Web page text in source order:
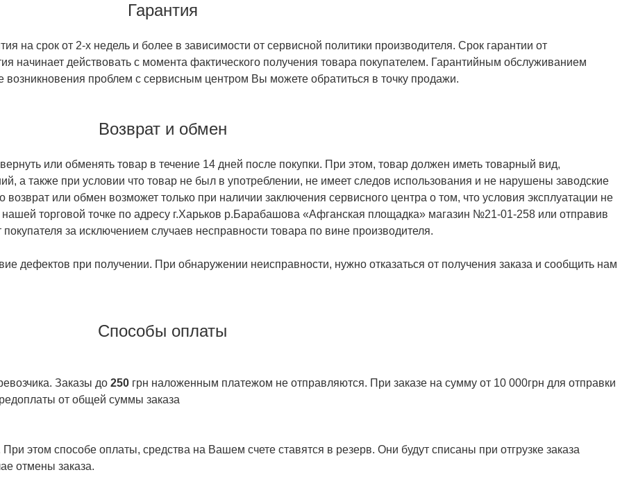
Гарантия
на срок от 2-х недель и более в зависимости от сервисной политики производителя. Срок гарантии от
начинает действовать с момента фактического получения товара покупателем. Гарантийным обслуживанием
проблем с сервисным центром Вы можете обратиться в точку продажи.
Возврат и обмен
или обменять товар в течение 14 дней после покупки. При этом, товар должен иметь товарный вид,
а также при условии что товар не был в употреблении, не имеет следов использования и не нарушены заводские
или обмен возможет только при наличии заключения сервисного центра о том, что условия эксплуатации не
торговой точке по адресу г.Харьков р.Барабашова «Афганская площадка» магазин №21-01-258 или отправив
за исключением случаев несправности товара по вине производителя.
дефектов при получении. При обнаружении неисправности, нужно отказаться от получения заказа и сообщить нам
Способы оплаты
Заказы до 250 грн наложенным платежом не отправляются. При заказе на сумму от 10 000грн для отправки
от общей суммы заказа
этом способе оплаты, средства на Вашем счете ставятся в резерв. Они будут списаны при отгрузке заказа
отмены заказа.